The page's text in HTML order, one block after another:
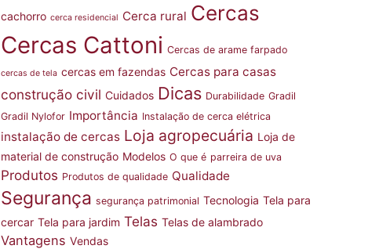
cachorro cerca residencial Cerca rural Cercas
Cercas Cattoni Cercas de arame farpado
cercas de tela cercas em fazendas Cercas para casas
construção civil Cuidados Dicas Durabilidade Gradil
Gradil Nylofor Importância Instalação de cerca elétrica
instalação de cercas Loja agropecuária Loja de
material de construção Modelos O que é parreira de uva
Produtos Produtos de qualidade Qualidade
Segurança segurança patrimonial Tecnologia Tela para
cercar Tela para jardim Telas Telas de alambrado
Vantagens Vendas